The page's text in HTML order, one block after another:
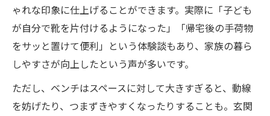
ゃれな印象に仕上げることができます。実際に「子ども
が自分で靴を片付けるようになった」「帰宅後の手荷物
をサッと置けて便利」という体験談もあり、家族の暮ら
しやすさが向上したという声が多いです。
ただし、ベンチはスペースに対して大きすぎると、動線
を妨げたり、つまずきやすくなったりすることも。玄関